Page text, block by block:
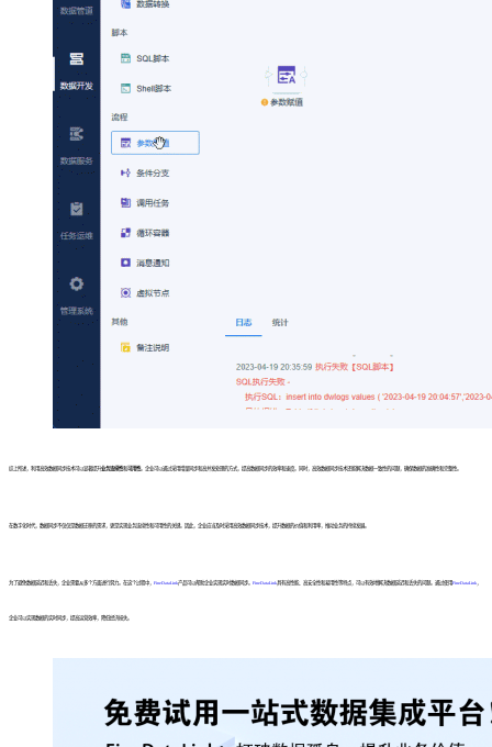
综上所述，利用高效数据同步技术可以显著提升业务连续性 和 可用性 。企业可以通过采用增量同步和高并发处理的方式，提高数据同步的效率和速度。同时，高效数据同步技术还能解决数据一致性的问题，确保数据的准确性和完整性。
在数字化时代，数据同步不仅仅是数据迁移的需求，更是实现业务连续性和可用性的关键。因此，企业应当及时采用高效数据同步技术，提升数据的价值和利用率，推动业务的持续发展。
为了避免数据延迟和丢失，企业需要从多个方面进行努力。在这个过程中， FineDataLink产品可以帮助企业实现实时数据同步。 FineDataLink 具有高性能、高安全性和易用性等特点，可以有效地解决数据延迟和丢失的问题。通过使用FineDataLink
企业可以实现数据的实时同步，提高运营效率，降低经济损失。